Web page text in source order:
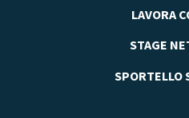
LAVORA
STAGE
SPORTELLO